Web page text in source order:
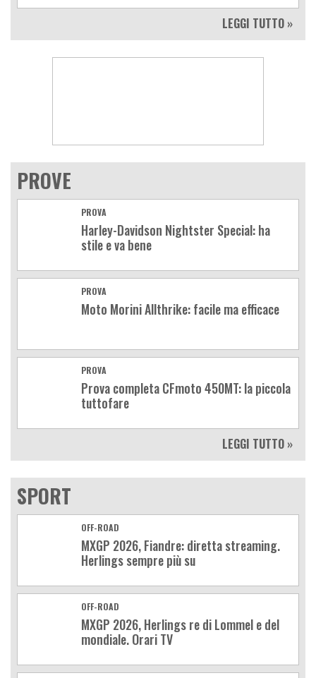
LEGGI TUTTO »
PROVE
PROVA
Harley-Davidson Nightster Special: ha
stile e va bene
PROVA
Moto Morini Allthrike: facile ma efficace
PROVA
Prova completa CFmoto 450MT: la piccola
tuttofare
LEGGI TUTTO »
SPORT
OFF-ROAD
MXGP 2026, Fiandre: diretta streaming.
Herlings sempre più su
OFF-ROAD
MXGP 2026, Herlings re di Lommel e del
mondiale. Orari TV